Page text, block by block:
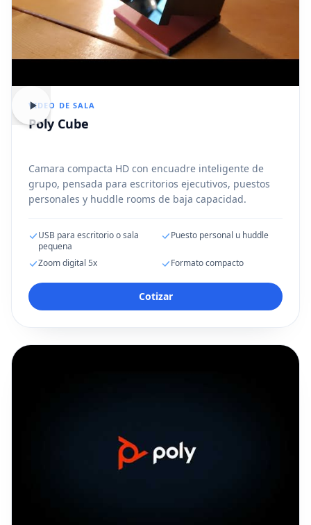
VIDEO DE SALA
Poly Cube
Camara compacta HD con encuadre inteligente de
grupo, pensada para escritorios ejecutivos, puestos
personales y huddle rooms de baja capacidad.
USB para escritorio o sala
pequena
Puesto personal u huddle
Zoom digital 5x Formato compacto
Cotizar